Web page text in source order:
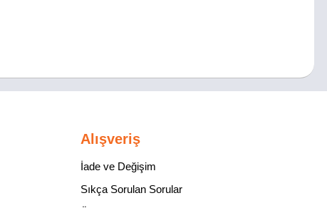
Alışveriş
İade ve Değişim
Sıkça Sorulan Sorular